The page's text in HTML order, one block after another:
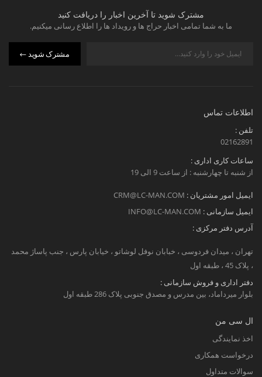
مشترک شوید تا آخرین اخبار را دریافت کنید
ما به شما تمامی اخبار حراج ها و رویداد ها را اطلاع رسانی میکنیم.
مشترک شوید
اطلاعات تماس
تلفن :
02162891
ساعات کاری اداری :
از شنبه تا چهارشنبه : از ساعت 9 الی 19
ایمیل امور مشتریان : CRM@LC-MAN.COM
ایمیل سازمانی : INFO@LC-MAN.COM
آدرس دفتر مرکزی :
تهران ، میدان فردوسی ، خبابان نوفل لوشاتو ، خیابان پارس ، جنب پاساژ محمد
، پلاک 45 ، طبقه اول
دفتر اداری و فروش سازمانی :
بلوار میرداماد، بین مدرس و مصدق جنوبی پلاک 286 طبقه اول
ال سی من
اخذ نمایندگی
درخواست همکاری
سوالات متداول